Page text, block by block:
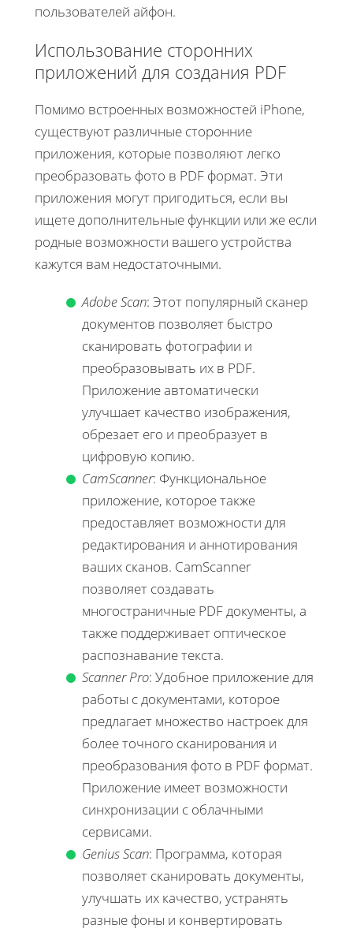
пользователей айфон.
Использование сторонних
приложений для создания PDF
Помимо встроенных возможностей iPhone,
существуют различные сторонние
приложения, которые позволяют легко
преобразовать фото в PDF формат. Эти
приложения могут пригодиться, если вы
ищете дополнительные функции или же если
родные возможности вашего устройства
кажутся вам недостаточными.
Adobe Scan: Этот популярный сканер
документов позволяет быстро
сканировать фотографии и
преобразовывать их в PDF.
Приложение автоматически
улучшает качество изображения,
обрезает его и преобразует в
цифровую копию.
CamScanner: Функциональное
приложение, которое также
предоставляет возможности для
редактирования и аннотирования
ваших сканов. CamScanner
позволяет создавать
многостраничные PDF документы, а
также поддерживает оптическое
распознавание текста.
Scanner Pro: Удобное приложение для
работы с документами, которое
предлагает множество настроек для
более точного сканирования и
преобразования фото в PDF формат.
Приложение имеет возможности
синхронизации с облачными
сервисами.
Genius Scan: Программа, которая
позволяет сканировать документы,
улучшать их качество, устранять
разные фоны и конвертировать